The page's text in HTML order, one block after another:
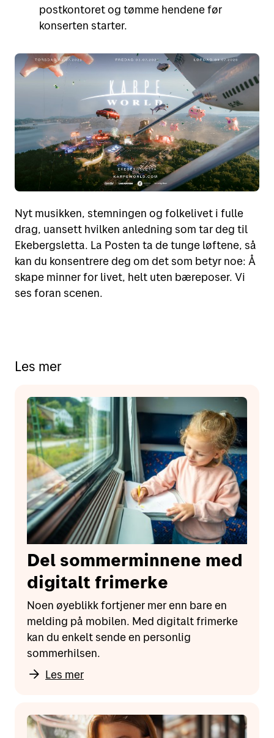
postkontoret og tømme hendene før
konserten starter.
Nyt musikken, stemningen og folkelivet i fulle
drag, uansett hvilken anledning som tar deg til
Ekebergsletta. La Posten ta de tunge løftene, så
kan du konsentrere deg om det som betyr noe: Å
skape minner for livet, helt uten bæreposer. Vi
ses foran scenen.
Les mer
Del sommerminnene med
digitalt frimerke
Noen øyeblikk fortjener mer enn bare en
melding på mobilen. Med digitalt frimerke
kan du enkelt sende en personlig
sommerhilsen.
Les mer